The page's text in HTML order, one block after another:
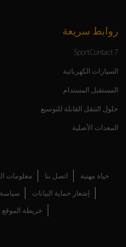
روابط سريعة
SportContact 7
السيارات الكهربائية
المستقبل المستدام
حلول التنقل القابلة للتوسيع
المعدات الأصلية
حياة مهنية اتصل بنا معلومات
إشعار حماية البيانات سياسة
خريطة الموقع